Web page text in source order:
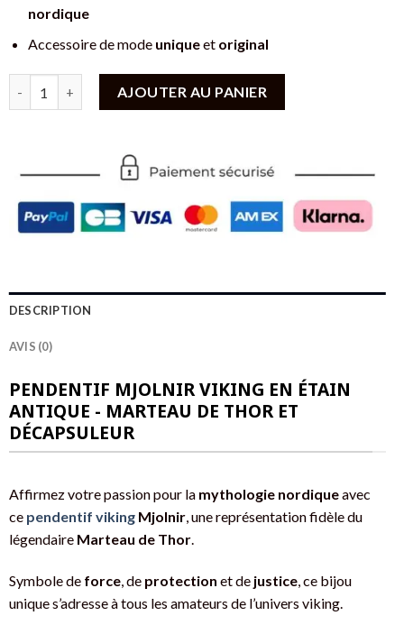
nordique
Accessoire de mode uniqueet original
AJOUTER AU PANIER
DESCRIPTION
AVIS (0)
PENDENTIF MJOLNIR VIKING EN ÉTAIN
ANTIQUE - MARTEAU DE THOR ET
DÉCAPSULEUR
Affirmez votre passion pour la mythologie nordiqueavec
ce pendentif viking Mjolnir, une représentation fidèle du
légendaire Marteau de Thor.
Symbole de force, de protection et de justice, ce bijou
unique s’adresse à tous les amateurs de l’univers viking.